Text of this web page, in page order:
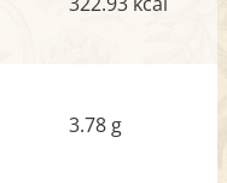
3.78 g